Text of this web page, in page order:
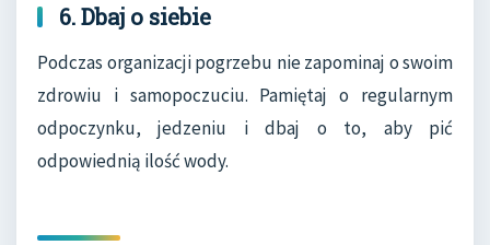
6. Dbaj o siebie
Podczas organizacji pogrzebu nie zapominaj o swoim
zdrowiu i samopoczuciu. Pamiętaj o regularnym
odpoczynku, jedzeniu i dbaj o to, aby pić
odpowiednią ilość wody.